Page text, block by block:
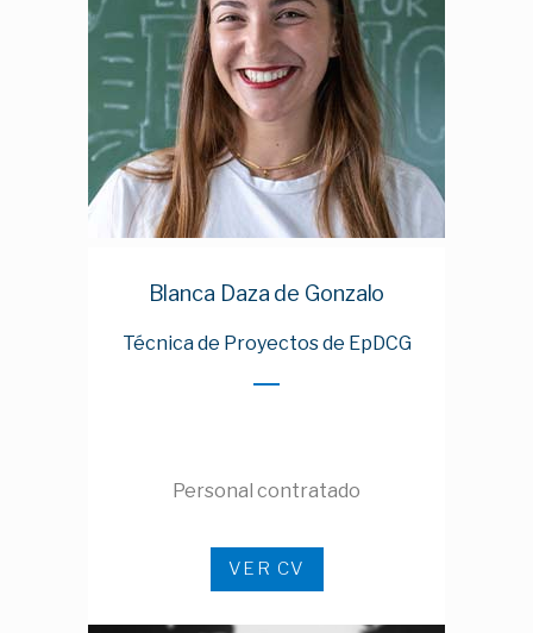
Ver CV
Blanca Daza de Gonzalo
Técnica de Proyectos de EpDCG
Personal contratado
VER CV